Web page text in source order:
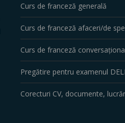
Curs de franceză generală
Curs de franceză afaceri/de
Curs de franceză
Pregătire pentru examenul
Corecturi CV, documente,